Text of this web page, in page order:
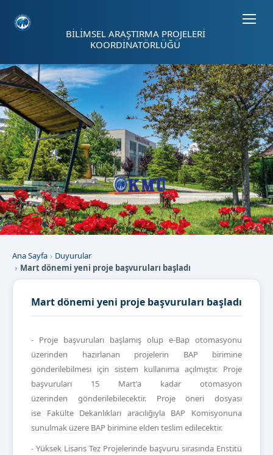
BİLİMSEL ARAŞTIRMA PROJELERİ
KOORDİNATÖRLÜĞÜ
Ana Sayfa
Duyurular
Mart dönemi yeni proje başvuruları başladı
Mart dönemi yeni proje başvuruları başladı
- Proje başvuruları başlamış olup e-Bap otomasyonu
üzerinden hazırlanan projelerin BAP birimine
gönderilebilmesi için sistem kullanıma açılmıştır. Proje
başvuruları 15 Mart'a kadar otomasyon
üzerinden gönderilebilecektir. Proje öneri dosyası
ise Fakülte Dekanlıkları aracılığıyla BAP Komisyonuna
sunulmak üzere BAP birimineelden teslim edilecektir.
- Yüksek Lisans Tez Projelerinde başvuru sırasında Enstitü